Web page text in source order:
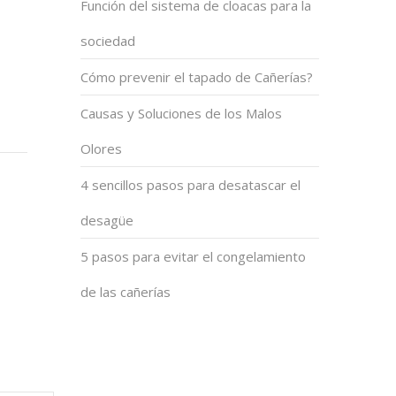
Función del sistema de cloacas para la
sociedad
Cómo prevenir el tapado de Cañerías?
Causas y Soluciones de los Malos
Olores
4 sencillos pasos para desatascar el
desagüe
5 pasos para evitar el congelamiento
de las cañerías